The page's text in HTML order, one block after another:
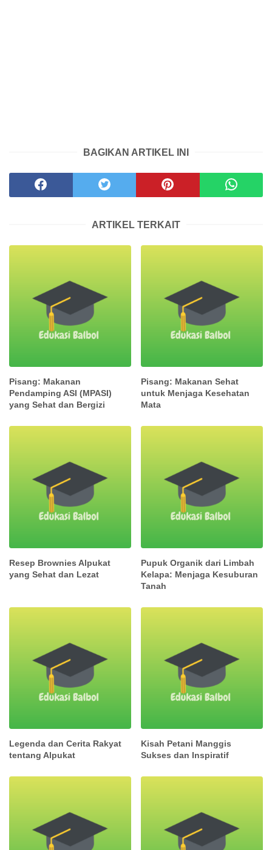
BAGIKAN ARTIKEL INI
ARTIKEL TERKAIT
Pisang: Makanan
Pendamping ASI (MPASI)
yang Sehat dan Bergizi
Pisang: Makanan Sehat
untuk Menjaga Kesehatan
Mata
Resep Brownies Alpukat
yang Sehat dan Lezat
Pupuk Organik dari Limbah
Kelapa: Menjaga Kesuburan
Tanah
Legenda dan Cerita Rakyat
tentang Alpukat
Kisah Petani Manggis
Sukses dan Inspiratif